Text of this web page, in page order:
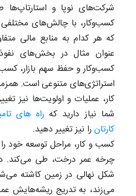
کسب‌و‌کار، با چالش‌های
که هر کدام به منابع مالی
عنوان مثال در بخش‌های نفوذ
کسب‌و‌کار و حفظ سهم بازار، کسب
استراتژی‌های متنوعی است.
کار، عملیات و اولویت‌ها نیز
شما نیاز دارید که راه های
کارتان را نیز تغییر دهید.
کسب و کار، مراحل توسعه خود
چرخه عمر درخت، طی می‌کند.
شکل نهالی در زمین کاشته
می‌زند، به تدریج ریشه‌هایش